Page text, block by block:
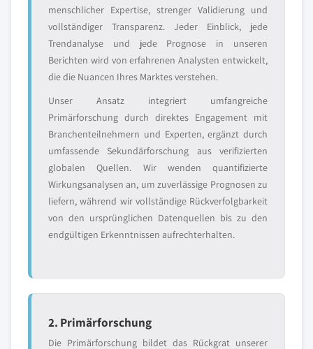
menschlicher Expertise, strenger Validierung und
vollständiger Transparenz. Jeder Einblick, jede
Trendanalyse und jede Prognose in unseren
Berichten wird von erfahrenen Analysten entwickelt,
die die Nuancen Ihres Marktes verstehen.
Unser Ansatz integriert umfangreiche
Primärforschung durch direktes Engagement mit
Branchenteilnehmern und Experten, ergänzt durch
umfassende Sekundärforschung aus verifizierten
globalen Quellen. Wir wenden quantifizierte
Wirkungsanalysen an, um zuverlässige Prognosen zu
liefern, während wir vollständige Rückverfolgbarkeit
von den ursprünglichen Datenquellen bis zu den
endgültigen Erkenntnissen aufrechterhalten.
2. Primärforschung
Die Primärforschung bildet das Rückgrat unserer